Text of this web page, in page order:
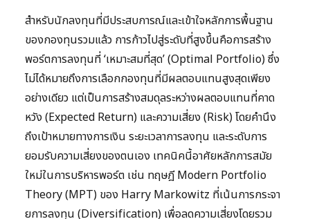
สำหรับนักลงทุนที่มีประสบการณ์และเข้าใจหลักการพื้นฐาน
ของกองทุนรวมแล้ว การก้าวไปสู่ระดับที่สูงขึ้นคือการสร้าง
พอร์ตการลงทุนที่ ‘เหมาะสมที่สุด’ (Optimal Portfolio) ซึ่ง
ไม่ได้หมายถึงการเลือกกองทุนที่มีผลตอบแทนสูงสุดเพียง
อย่างเดียว แต่เป็นการสร้างสมดุลระหว่างผลตอบแทนที่คาด
หวัง (Expected Return) และความเสี่ยง (Risk) โดยคำนึง
ถึงเป้าหมายทางการเงิน ระยะเวลาการลงทุน และระดับการ
ยอมรับความเสี่ยงของตนเอง เทคนิคนี้อาศัยหลักการสมัย
ใหม่ในการบริหารพอร์ต เช่น ทฤษฎี Modern Portfolio
Theory (MPT) ของ Harry Markowitz ที่เน้นการกระจา
ยการลงทุน (Diversification) เพื่อลดความเสี่ยงโดยรวม